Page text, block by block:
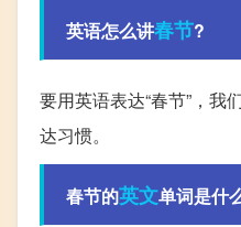
英语怎么讲春节?
要用英语表达“春节”，
达习惯。
春节的英文单词是什